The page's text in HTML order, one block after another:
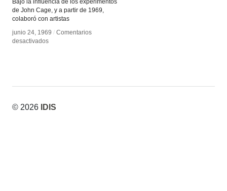
Bajo la influencia de los experimentos
de John Cage, y a partir de 1969,
colaboró con artistas
junio 24, 1969 / Comentarios
desactivadosen
junio 24, 1969 / Comentarios
desactivadosen
© 2026 IDIS